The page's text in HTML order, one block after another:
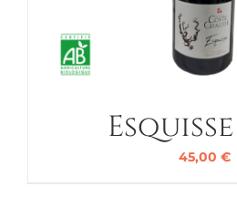
Esquisse
45,00 €